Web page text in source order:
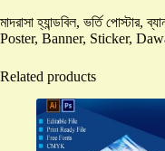
মাদরাসা হ্যান্ডবিল, ভর্তি পোস্টার,
Poster, Banner, Sticker,
Related products